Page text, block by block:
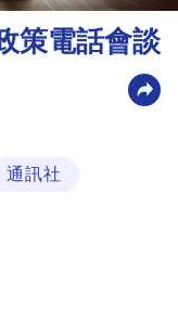
策電話會談
通訊社